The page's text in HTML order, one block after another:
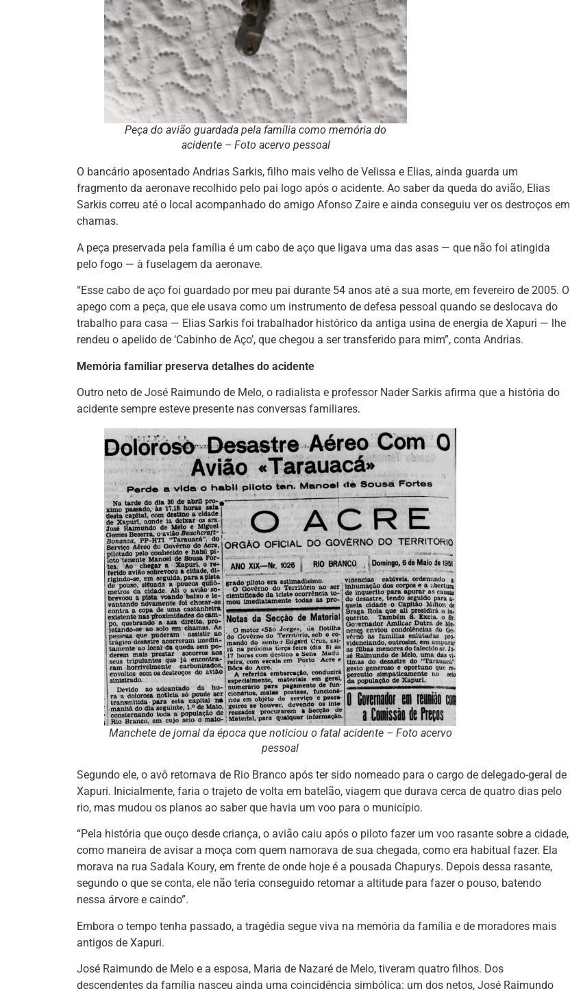
Peça do avião guardada pela família como memória do
acidente – Foto acervo pessoal
O bancário aposentado Andrias Sarkis, filho mais velho de Velissa e Elias, ainda guarda um
fragmento da aeronave recolhido pelo pai logo após o acidente. Ao saber da queda do avião, Elias
Sarkis correu até o local acompanhado do amigo Afonso Zaire e ainda conseguiu ver os destroços em
chamas.
A peça preservada pela família é um cabo de aço que ligava uma das asas — que não foi atingida
pelo fogo — à fuselagem da aeronave.
“Esse cabo de aço foi guardado por meu pai durante 54 anos até a sua morte, em fevereiro de 2005. O
apego com a peça, que ele usava como um instrumento de defesa pessoal quando se deslocava do
trabalho para casa — Elias Sarkis foi trabalhador histórico da antiga usina de energia de Xapuri — lhe
rendeu o apelido de ‘Cabinho de Aço’, que chegou a ser transferido para mim”, conta Andrias.
Memória familiar preserva detalhes do acidente
Outro neto de José Raimundo de Melo, o radialista e professor Nader Sarkis afirma que a história do
acidente sempre esteve presente nas conversas familiares.
Manchete de jornal da época que noticiou o fatal acidente – Foto acervo
pessoal
Segundo ele, o avô retornava de Rio Branco após ter sido nomeado para o cargo de delegado-geral de
Xapuri. Inicialmente, faria o trajeto de volta em batelão, viagem que durava cerca de quatro dias pelo
rio, mas mudou os planos ao saber que havia um voo para o município.
“Pela história que ouço desde criança, o avião caiu após o piloto fazer um voo rasante sobre a cidade,
como maneira de avisar a moça com quem namorava de sua chegada, como era habitual fazer. Ela
morava na rua Sadala Koury, em frente de onde hoje é a pousada Chapurys. Depois dessa rasante,
segundo o que se conta, ele não teria conseguido retomar a altitude para fazer o pouso, batendo
nessa árvore e caindo”.
Embora o tempo tenha passado, a tragédia segue viva na memória da família e de moradores mais
antigos de Xapuri.
José Raimundo de Melo e a esposa, Maria de Nazaré de Melo, tiveram quatro filhos. Dos
descendentes da família nasceu ainda uma coincidência simbólica: um dos netos, José Raimundo